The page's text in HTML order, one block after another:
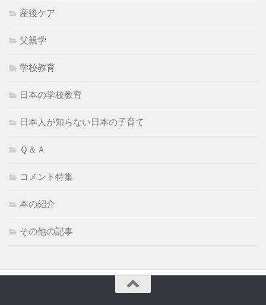
産後ケア
父親学
学校教育
日本の学校教育
日本人が知らない日本の子育て
Ｑ＆Ａ
コメント特集
本の紹介
その他の記事